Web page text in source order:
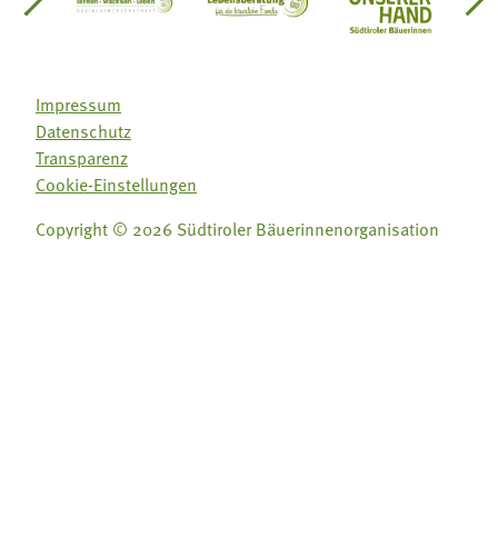
Südtirol
Gärtnervereinigung
Sozialgenossenschaft Mit Bäuerinnen lernen -
Lebensberatung für dieAus unserer
Impressum
Datenschutz
Transparenz
Cookie-Einstellungen
Copyright © 2026 Südtiroler Bäuerinnenorganisation